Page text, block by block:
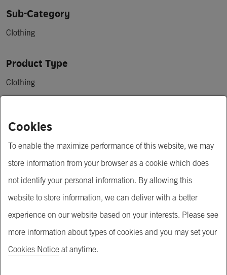
Cookies
To enable the maximize performance of this website, we may
store information from your browser as a cookie which does
not identify your personal information. By allowing this
website to store information, we can deliver with a better
experience on our website based on your interests. Please see
more information about types of cookies and you may set your
Cookies Noticeat anytime.
Sub-Category
Clothing
Product Type
Clothing
฿ 150.00 - 390.00
Minimum Order Quantity
1 1
Short Description
เสื้อครอปคอกลม ดีเทลชายบิดเอว งานชนช็อป ยอดฮิต